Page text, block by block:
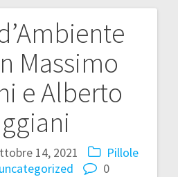
Massimo
e Alberto
14, 2021
Pillole
uncategorized 0